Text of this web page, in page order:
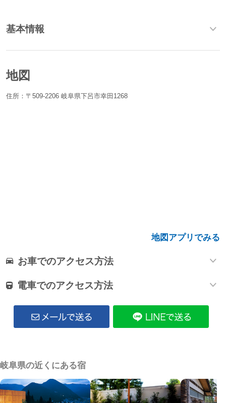
基本情報
地図
住所：〒509-2206 岐阜県下呂市幸田1268
地図アプリでみる
お車でのアクセス方法
電車でのアクセス方法
岐阜県の近くにある宿